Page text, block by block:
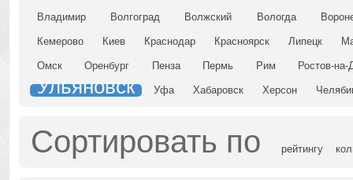
Владимир Волгоград Волжский Вологда
Кемерово Киев Краснодар Красноярск Липецк
Омск Оренбург Пенза Пермь Рим Ростов-на-
Ульяновск Уфа Хабаровск Херсон
Сортировать по рейтингу